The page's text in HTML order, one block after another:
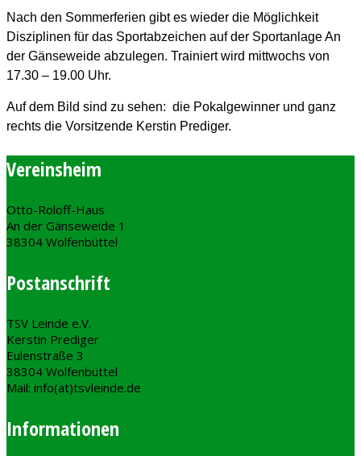
Nach den Sommerferien gibt es wieder die Möglichkeit
Disziplinen für das Sportabzeichen auf der Sportanlage An
der Gänseweide abzulegen. Trainiert wird mittwochs von
17.30 – 19.00 Uhr.
Auf dem Bild sind zu sehen: die Pokalgewinner und ganz
rechts die Vorsitzende Kerstin Prediger.
Vereinsheim
Otto-Roloff-Haus
An der Gänseweide 1
38304 Wolfenbüttel
Postanschrift
TSV Leinde e.V.
Kerstin Prediger
Eulenstraße 3
38304 Wolfenbüttel
Mail: info(at)tsvleinde.de
Informationen